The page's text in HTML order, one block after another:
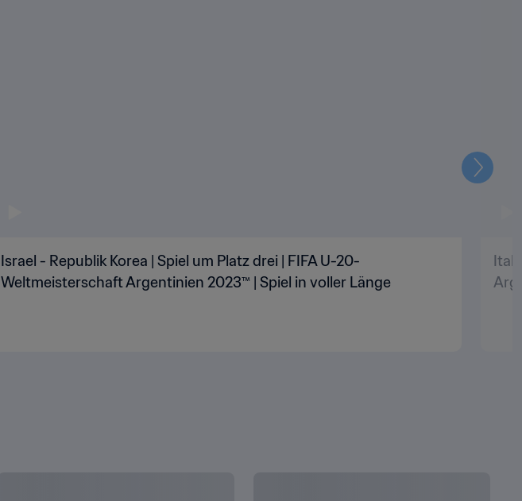
Israel - Republik Korea | Spiel um Platz drei | FIFA U-20-
Weltmeisterschaft Argentinien 2023™ | Spiel in voller Länge
Weiter